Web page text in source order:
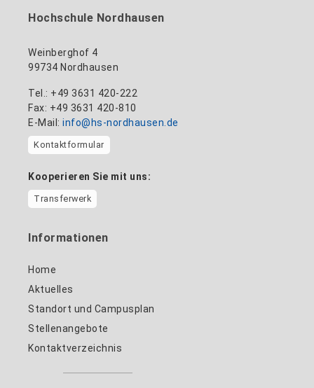
mandy.tabatt@hs-nordhausen.de
Gebäude 11, Raum 11.0101
Hochschule Nordhausen
Weinberghof 4
99734 Nordhausen
Tel.: +49 3631 420-222
Fax: +49 3631 420-810
E-Mail: info@hs-nordhausen.de
Kontaktformular
Kooperieren Sie mit uns:
Transferwerk
Informationen
Home
Aktuelles
Standort und Campusplan
Stellenangebote
Kontaktverzeichnis